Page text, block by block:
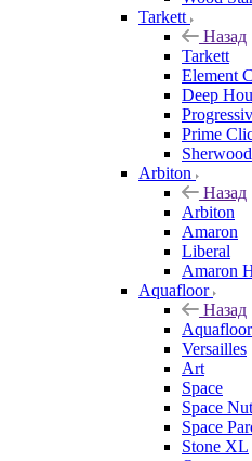
Tarkett
Назад
Tarkett
Element
Deep
Prime
Sherwood
Arbiton
Назад
Arbiton
Amaron
Liberal
Amaron
Aquafloor
Назад
Aquafloor
Versailles
Art
Space
Space
Space
Stone XL